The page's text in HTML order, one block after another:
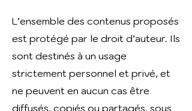
L’ensemble des contenus proposés
est protégé par le droit d’auteur. Ils
sont destinés à un usage
strictement personnel et privé, et
ne peuvent en aucun cas être
diffusés, copiés ou partagés, sous